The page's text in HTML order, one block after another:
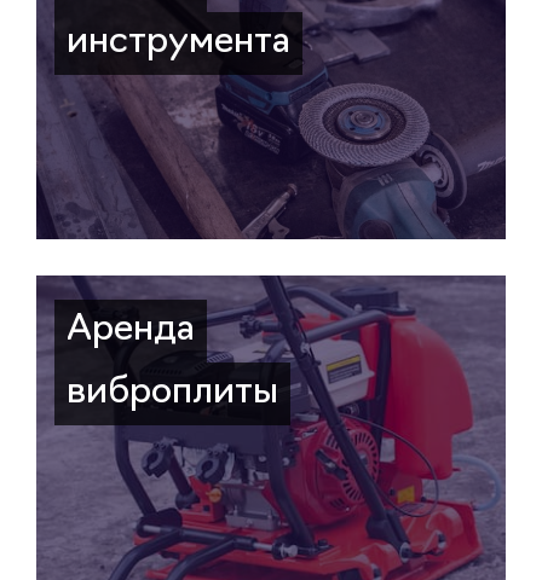
инструмента
Аренда
виброплиты